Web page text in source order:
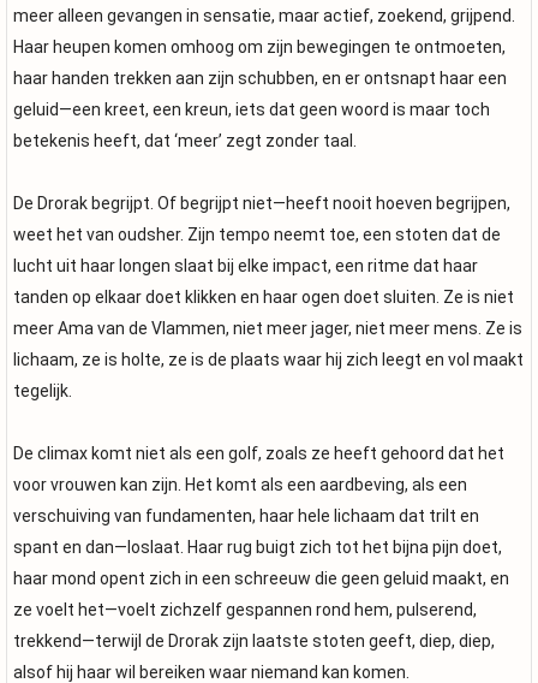
meer alleen gevangen in sensatie, maar actief, zoekend, grijpend.
Haar heupen komen omhoog om zijn bewegingen te ontmoeten,
haar handen trekken aan zijn schubben, en er ontsnapt haar een
geluid—een kreet, een kreun, iets dat geen woord is maar toch
betekenis heeft, dat ‘meer’ zegt zonder taal.
De Drorak begrijpt. Of begrijpt niet—heeft nooit hoeven begrijpen,
weet het van oudsher. Zijn tempo neemt toe, een stoten dat de
lucht uit haar longen slaat bij elke impact, een ritme dat haar
tanden op elkaar doet klikken en haar ogen doet sluiten. Ze is niet
meer Ama van de Vlammen, niet meer jager, niet meer mens. Ze is
lichaam, ze is holte, ze is de plaats waar hij zich leegt en vol maakt
tegelijk.
De climax komt niet als een golf, zoals ze heeft gehoord dat het
voor vrouwen kan zijn. Het komt als een aardbeving, als een
verschuiving van fundamenten, haar hele lichaam dat trilt en
spant en dan—loslaat. Haar rug buigt zich tot het bijna pijn doet,
haar mond opent zich in een schreeuw die geen geluid maakt, en
ze voelt het—voelt zichzelf gespannen rond hem, pulserend,
trekkend—terwijl de Drorak zijn laatste stoten geeft, diep, diep,
alsof hij haar wil bereiken waar niemand kan komen.